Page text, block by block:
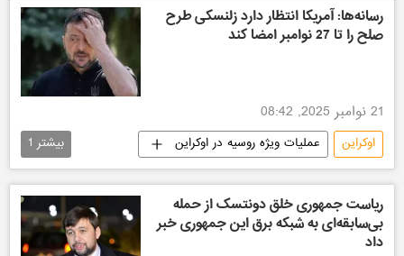
رسانه‌ها: آمریکا انتظار دارد زلنسکی طرح
صلح را تا 27 نوامبر امضا کند
21 نوامبر 2025, 08:42
اوکراین
عملیات ویژه روسیه در اوکراین
آمریکا
بیشتر 1
ریاست جمهوری خلق دونتسک از حمله
بی‌سابقه‌ای به شبکه برق این جمهوری خبر
داد